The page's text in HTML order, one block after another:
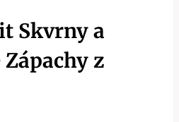
Skvrny a
z